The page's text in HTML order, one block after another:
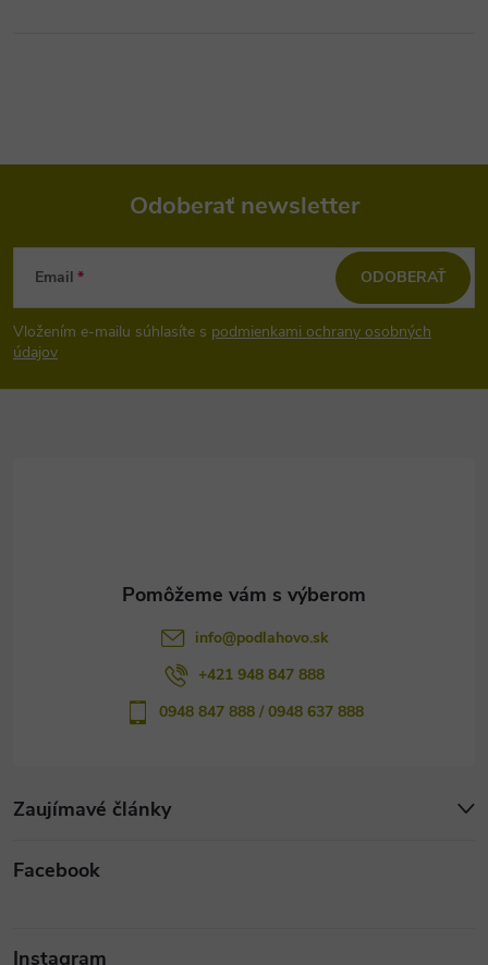
Z
á
p
Odoberať newsletter
Email
Vložením e-mailu súhlasíte s podmienkami ochrany osobných
údajov
ODOBERAŤ
Zaujímavé články
info@podlahovo.sk
+421 948 847 888
0948 847 888 / 0948 637 888
Facebook
Instagram